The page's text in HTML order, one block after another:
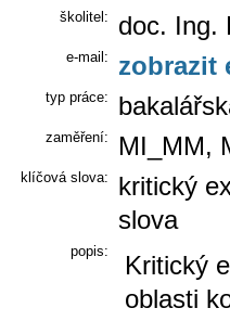
školitel: doc. Ing.
e-mail: zobrazit
typ práce:
zaměření: MI_MM,
klíčová slova:
kritický
slova
popis:
Kritický
oblasti